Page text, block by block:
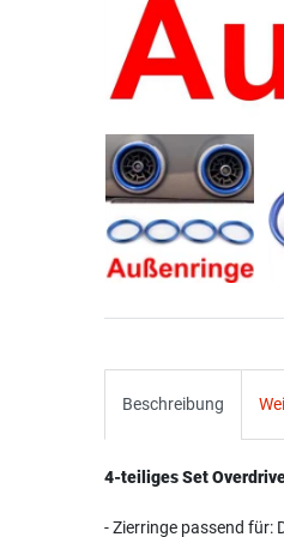
Beschreibung
4-teiliges Set
- Zierringe passend für: